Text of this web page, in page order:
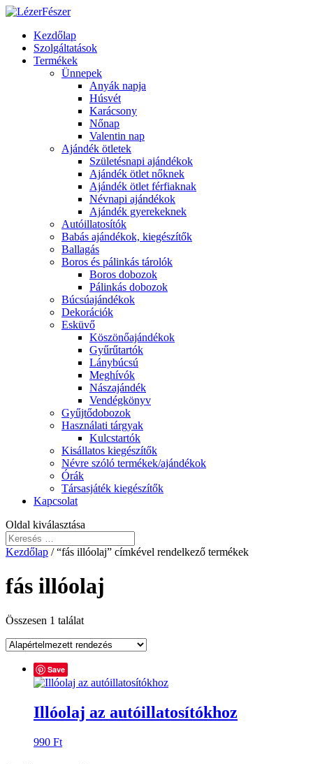
Kezdőlap
Szolgáltatások
Termékek
Ünnepek
Anyák napja
Húsvét
Karácsony
Nőnap
Valentin nap
Ajándék ötletek
Születésnapi ajándékok
Ajándék ötlet nőknek
Ajándék ötlet férfiaknak
Névnapi ajándékok
Ajándék gyerekeknek
Autóillatosítók
Babás ajándékok, kiegészítők
Ballagás
Boros és pálinkás tárolók
Boros dobozok
Pálinkás dobozok
Búcsúajándékok
Dekorációk
Esküvő
Köszönőajándékok
Gyűrűtartók
Lánybúcsú
Meghívók
Nászajándék
Vendégkönyv
Gyűjtődobozok
Használati tárgyak
Kulcstartók
Kisállatos kiegészítők
Névre szóló termékek/ajándékok
Órák
Társasjáték kiegészítők
Kapcsolat
Oldal kiválasztása
Kezdőlap / “fás illóolaj” címkével rendelkező termékek
fás illóolaj
Összesen 1 találat
Save
Illóolaj az autóillatosítókhoz
990 Ft